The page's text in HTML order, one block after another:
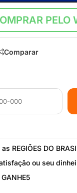
PELO
Comparar
REGIÕES DO
ou seu